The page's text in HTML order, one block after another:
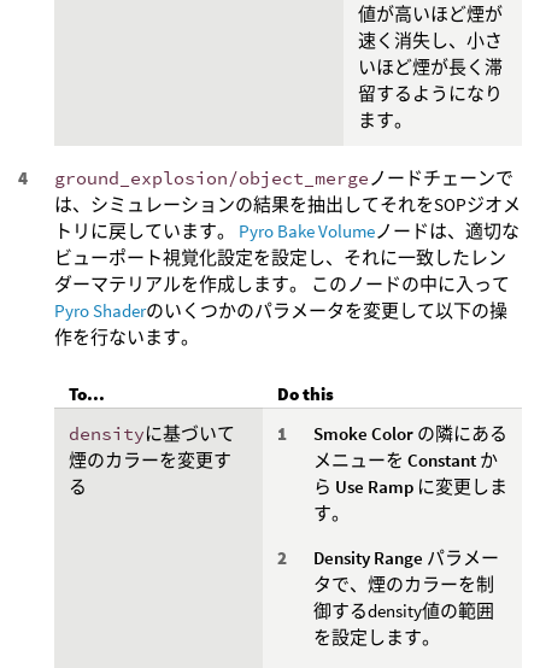
値が高いほど煙が
速く消失し、小さ
いほど煙が長く滞
留するようになり
ます。
ground_explosion/object_mergeノードチェーンで
は、シミュレーションの結果を抽出してそれをSOPジオメ
トリに戻しています。 Pyro Bake Volumeノードは、適切な
ビューポート視覚化設定を設定し、それに一致したレン
ダーマテリアルを作成します。 このノードの中に入って
Pyro Shaderのいくつかのパラメータを変更して以下の操
作を行ないます。
To...
Do this
densityに基づいて
煙のカラーを変更す
る
Smoke Color の隣にある
メニューを Constant か
ら Use Ramp に変更しま
す。
Density Range パラメー
タで、煙のカラーを制
御するdensity値の範囲
を設定します。